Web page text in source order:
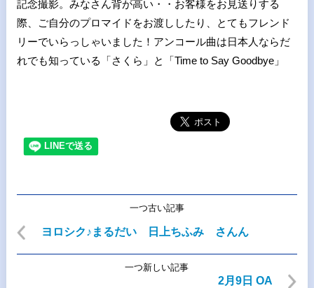
記念撮影。みなさん背が高い・・お客様をお見送りする
際、ご自分のプロマイドをお渡ししたり、とてもフレンド
リーでいらっしゃいました！アンコール曲は日本人ならだ
れでも知っている「さくら」と「Time to Say Goodbye」
一つ古い記事
ヨロシク♪まるだい 日上ちふみ さんん
一つ新しい記事
2月9日 OA